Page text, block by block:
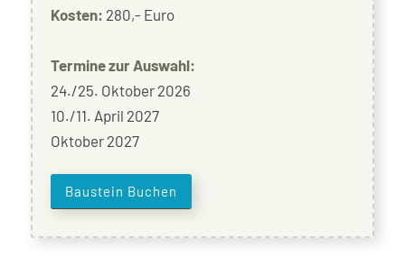
Kosten: 280,- Euro
Termine zur Auswahl:
24./25. Oktober 2026
10./11. April 2027
Oktober 2027
Baustein Buchen